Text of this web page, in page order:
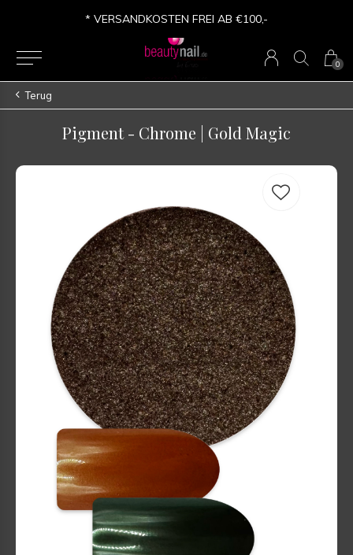
0
* VERSANDKOSTEN FREI AB €100,-
Terug
Pigment - Chrome | Gold Magic